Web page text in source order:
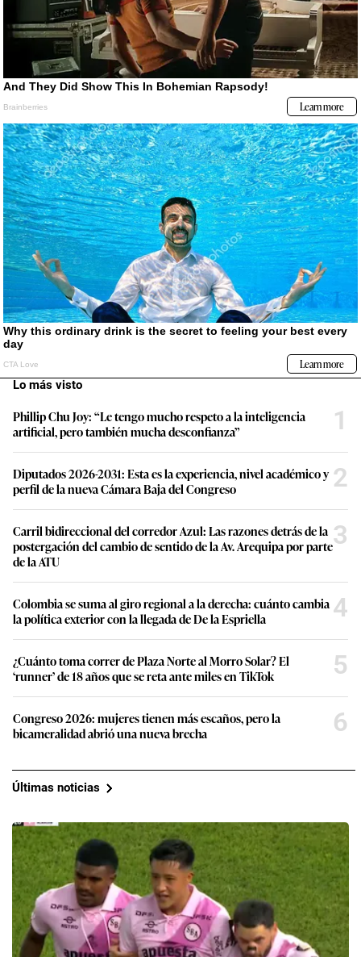
Lo más visto
Phillip Chu Joy: “Le tengo mucho respeto a la inteligencia
artificial, pero también mucha desconfianza”
1
Diputados 2026-2031: Esta es la experiencia, nivel académico y
perfil de la nueva Cámara Baja del Congreso
2
Carril bidireccional del corredor Azul: Las razones detrás de la
postergación del cambio de sentido de la Av. Arequipa por parte
de la ATU
3
Colombia se suma al giro regional a la derecha: cuánto cambia
la política exterior con la llegada de De la Espriella
4
¿Cuánto toma correr de Plaza Norte al Morro Solar? El
‘runner’ de 18 años que se reta ante miles en TikTok
5
Congreso 2026: mujeres tienen más escaños, pero la
bicameralidad abrió una nueva brecha
6
Últimas noticias